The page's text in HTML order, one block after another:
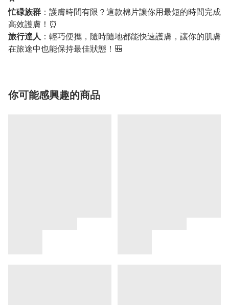
忙碌族群 ：護膚時間有限？這款棉片讓你用最短的時間完成
高效護膚！⏰
旅行達人 ：輕巧便攜，隨時隨地都能快速護膚，讓你的肌膚
在旅途中也能保持最佳狀態！🎒
你可能感興趣的商品